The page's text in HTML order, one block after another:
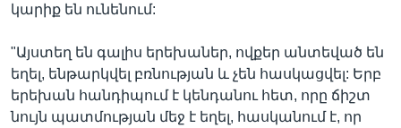
կարիք են ունենում:
"Այստեղ են գալիս երեխաներ, ովքեր անտեված են
եղել, ենթարկվել բռնության և չեն հասկացվել: Երբ
երեխան հանդիպում է կենդանու հետ, որը ճիշտ
նույն պատմության մեջ է եղել, հասկանում է, որ